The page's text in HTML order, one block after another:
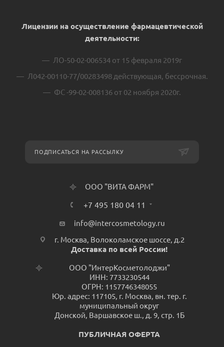
Лицензии на осуществление фармацевтической
деятельности:
ЛО-50-02-006534 от 15 февраля 2019г
Л042-00110-77/00283498 действующая, бессрочная.
ФС -99-02-008136 от 02 ноября 2020г.
ПОДПИСАТЬСЯ НА РАССЫЛКУ
ООО "ВИТА ФАРМ"
+7 495 180 04 11
info@intercosmetology.ru
г. Москва, Волоколамское шоссе, д.2
Доставка по всей России!
ООО "ИнтерКосметолоджи"
ИНН: 7733230544
ОГРН: 1157746348055
Юр. адрес: 117105, г. Москва, вн. тер. г.
муниципальный округ
Донской, Варшавское ш., д. 9, стр. 1Б
ПУБЛИЧНАЯ ОФЕРТА